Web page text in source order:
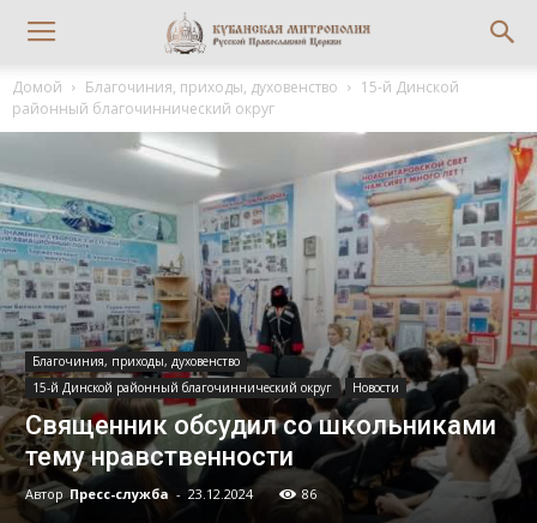
Домой Благочиния, приходы, духовенство
15-й Динской
районный благочиннический округ
Благочиния, приходы, духовенство
15-й Динской районный благочиннический округ
Новости
Священник обсудил со школьниками
тему нравственности
Автор Пресс-служба - 23.12.2024 86